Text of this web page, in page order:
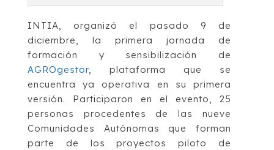
INTIA, organizó el pasado 9 de
diciembre, la primera jornada de
formación y sensibilización de
AGROgestor, plataforma que se
encuentra ya operativa en su primera
versión. Participaron en el evento, 25
personas procedentes de las nueve
Comunidades Autónomas que forman
parte de los proyectos piloto de